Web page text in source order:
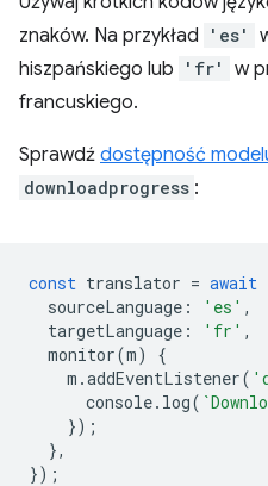
znaków. Na przykład
'es'
hiszpańskiego lub
'fr'
w
francuskiego.
Sprawdź dostępność
downloadprogress :
const translator = await
sourceLanguage : 'es' ,
targetLanguage : 'fr' ,
monitor(m)
{
m .addEventListener(
console. log(
});
},
});